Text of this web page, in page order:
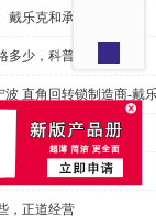
戴乐克和承诺戴乐克
多少，科普
波 直角回转锁制造商-戴
其戴乐克下单
戴乐克和承诺戴乐克
，正道经营